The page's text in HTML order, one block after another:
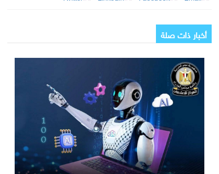
أخبار ذات صلة